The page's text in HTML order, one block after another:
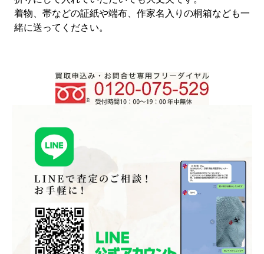
着物、帯などの証紙や端布、作家名入りの桐箱なども一
緒に送ってください。